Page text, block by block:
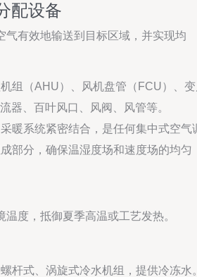
配设备
气有效地输送到目标区域，并实现均
机组（AHU）、风机盘管（FCU）、
器、百叶风口、风阀、风管等。
采暖系统紧密结合，是任何集中式空气
部分，确保温湿度场和速度场的均匀
度，抵御夏季高温或工艺发热。
螺杆式、涡旋式冷水机组，提供冷冻水